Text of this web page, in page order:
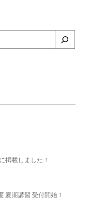
掲載しました！
夏期講習 受付開始！